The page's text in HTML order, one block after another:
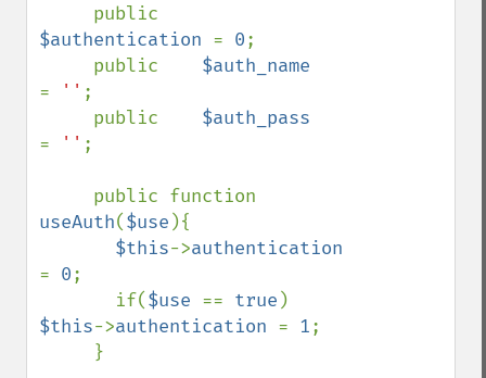
$authentication = 0;
     public
=
'' ;
     public
=
'' ;
useAuth($use ){
$this->
= 0;
       if(
$use == true
$this->authentication = 1;